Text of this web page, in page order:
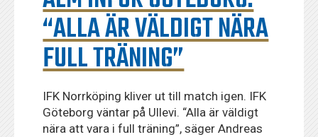
“ALLA ÄR VÄLDIGT NÄRA
FULL TRÄNING”
IFK Norrköping kliver ut till match igen. IFK
Göteborg väntar på Ullevi. “Alla är väldigt
nära att vara i full träning”, säger Andreas